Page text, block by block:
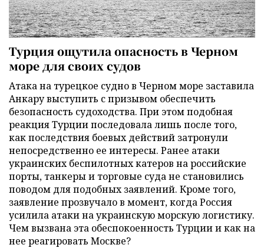
Турция ощутила опасность в Черном
море для своих судов
Атака на турецкое судно в Черном море заставила
Анкару выступить с призывом обеспечить
безопасность судоходства. При этом подобная
реакция Турции последовала лишь после того,
как последствия боевых действий затронули
непосредственно ее интересы. Ранее атаки
украинских беспилотных катеров на российские
порты, танкеры и торговые суда не становились
поводом для подобных заявлений. Кроме того,
заявление прозвучало в момент, когда Россия
усилила атаки на украинскую морскую логистику.
Чем вызвана эта обеспокоенность Турции и как на
нее реагировать Москве?